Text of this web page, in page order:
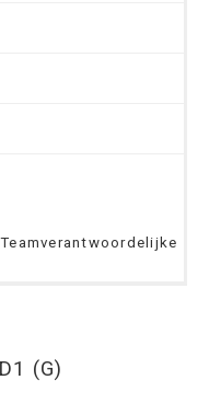
Teamverantwoordelijke
(G)